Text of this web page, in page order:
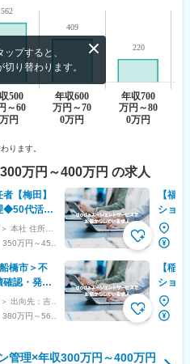
ップすると、
切り替わります。
ります。
万円～400万円 の求人
【梅田】
◆50代活躍
127日／
当3万
橋市＞不
確認・発注
日120日◆
リ◎
【福
ション
ト ◇安
◎（残
【稲
ショ
／土
東京プ
管理×年収300万円～400万円